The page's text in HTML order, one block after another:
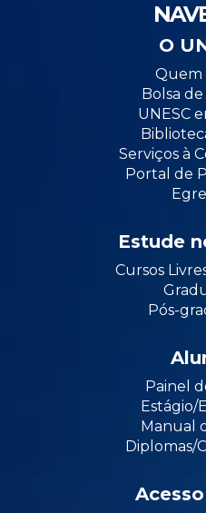
O
Quem
Bolsa
UNESC
Serviços à
Portal de
Estude
Cursos
Pós-
Painel
Estágio/
Manual
Diplomas/